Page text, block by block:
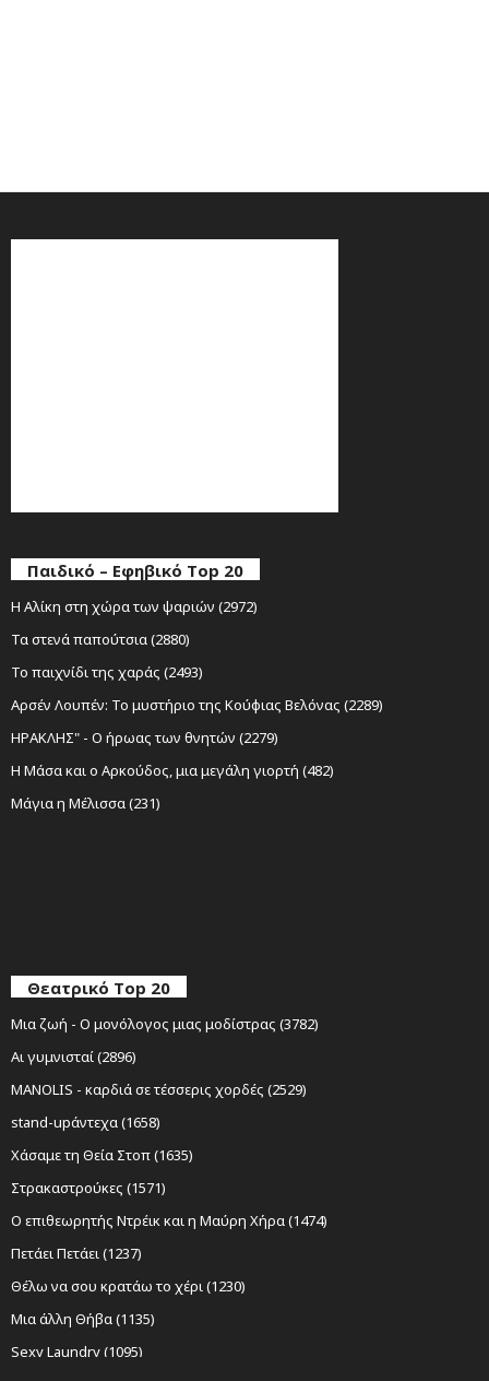
Παιδικό – Εφηβικό Top 20
Η Αλίκη στη χώρα των ψαριών (2972)
Τα στενά παπούτσια (2880)
Το παιχνίδι της χαράς (2493)
Αρσέν Λουπέν: Το μυστήριο της Κούφιας Βελόνας (2289)
ΗΡΑΚΛΗΣ" - Ο ήρωας των θνητών (2279)
Η Μάσα και ο Αρκούδος, μια μεγάλη γιορτή (482)
Μάγια η Μέλισσα (231)
Θεατρικό Top 20
Μια ζωή - Ο μονόλογος μιας μοδίστρας (3782)
Αι γυμνισταί (2896)
MANOLIS - καρδιά σε τέσσερις χορδές (2529)
stand-upάντεχα (1658)
Χάσαμε τη Θεία Στοπ (1635)
Στρακαστρούκες (1571)
Ο επιθεωρητής Ντρέικ και η Μαύρη Χήρα (1474)
Πετάει Πετάει (1237)
Θέλω να σου κρατάω το χέρι (1230)
Μια άλλη Θήβα (1135)
Sexy Laundry (1095)